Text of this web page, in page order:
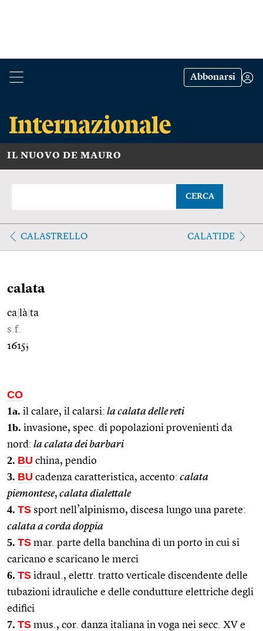
Abbonarsi
IL NUOVO DE MAURO
CERCA
CALASTRELLO CALATIDE
calata
ca là ta
s.f.
1615;
CO
1a. il calare, il calarsi: la calata delle reti
1b. invasione, spec. di popolazioni provenienti da
nord: la calata dei barbari
2. BU china, pendio
3. BU cadenza caratteristica, accento: calata
piemontese, calata dialettale
4. TS sport nell’alpinismo, discesa lungo una parete:
calata a corda doppia
5. TS mar. parte della banchina di un porto in cui si
caricano e scaricano le merci
6. TS idraul., elettr. tratto verticale discendente delle
tubazioni idrauliche e delle condutture elettriche degli
edifici
7. TS mus., cor. danza italiana in voga nei secc. XV e